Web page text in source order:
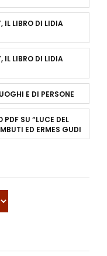
IL LIBRO DI LIDIA
IL LIBRO DI LIDIA
E DI PERSONE
PDF SU “LUCE DEL
ED ERMES GUDI